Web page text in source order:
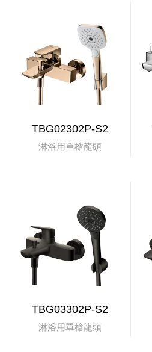
TBG02302P-S2
淋浴用單槍龍頭
TBG03302P-S2
淋浴用單槍龍頭